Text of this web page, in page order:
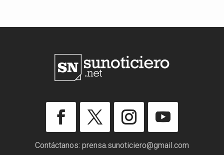
Contáctanos: prensa.sunoticiero@gmail.com